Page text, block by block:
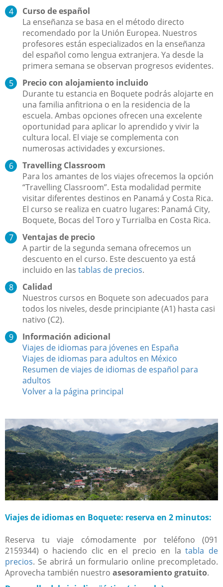
Curso de español
La enseñanza se basa en el método directo
recomendado por la Unión Europea. Nuestros
profesores están especializados en la enseñanza
del español como lengua extranjera. Ya desde la
primera semana se observan progresos evidentes.
Precio con alojamiento incluido
Durante tu estancia en Boquete podrás alojarte en
una familia anfitriona o en la residencia de la
escuela. Ambas opciones ofrecen una excelente
oportunidad para aplicar lo aprendido y vivir la
cultura local. El viaje se complementa con
numerosas actividades y excursiones.
Travelling Classroom
Para los amantes de los viajes ofrecemos la opción
“Travelling Classroom”. Esta modalidad permite
visitar diferentes destinos en Panamá y Costa Rica.
El curso se realiza en cuatro lugares: Panamá City,
Boquete, Bocas del Toro y Turrialba en Costa Rica.
Ventajas de precio
A partir de la segunda semana ofrecemos un
descuento en el curso. Este descuento ya está
incluido en las tablas de precios.
Calidad
Nuestros cursos en Boquete son adecuados para
todos los niveles, desde principiante (A1) hasta casi
nativo (C2).
Información adicional
Viajes de idiomas para jóvenes en España
Viajes de idiomas para adultos en México
Resumen de viajes de idiomas de español para
adultos
Volver a la página principal
Viajes de idiomas en Boquete: reserva en 2 minutos:
Reserva tu viaje cómodamente por teléfono (091
2159344) o haciendo clic en el precio en latabla de
precios. Se abrirá un formulario online precompletado.
Aprovecha también nuestro asesoramiento gratuito.